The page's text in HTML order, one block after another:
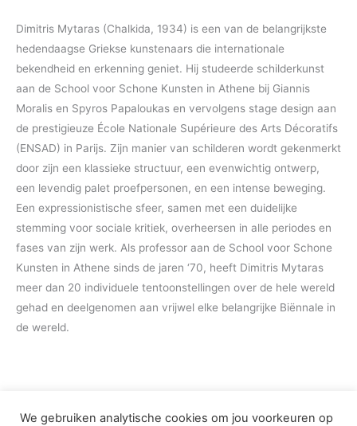
Dimitris Mytaras (Chalkida, 1934) is een van de belangrijkste
hedendaagse Griekse kunstenaars die internationale
bekendheid en erkenning geniet. Hij studeerde schilderkunst
aan de School voor Schone Kunsten in Athene bij Giannis
Moralis en Spyros Papaloukas en vervolgens stage design aan
de prestigieuze École Nationale Supérieure des Arts Décoratifs
(ENSAD) in Parijs. Zijn manier van schilderen wordt gekenmerkt
door zijn een klassieke structuur, een evenwichtig ontwerp,
een levendig palet proefpersonen, en een intense beweging.
Een expressionistische sfeer, samen met een duidelijke
stemming voor sociale kritiek, overheersen in alle periodes en
fases van zijn werk. Als professor aan de School voor Schone
Kunsten in Athene sinds de jaren ‘70, heeft Dimitris Mytaras
meer dan 20 individuele tentoonstellingen over de hele wereld
gehad en deelgenomen aan vrijwel elke belangrijke Biënnale in
de wereld.
We gebruiken analytische cookies om jou voorkeuren op